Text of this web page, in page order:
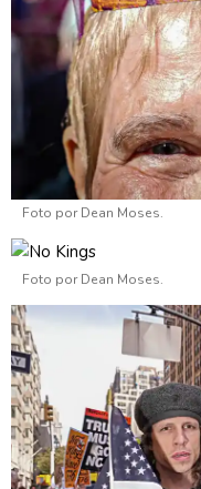
Foto por Dean Moses.
Foto por Dean Moses.